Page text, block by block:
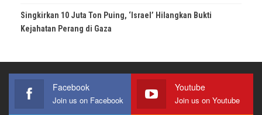
Singkirkan 10 Juta Ton Puing, ‘Israel’ Hilangkan Bukti
Kejahatan Perang di Gaza
Facebook
Join us on Facebook
Youtube
Join us on Youtube